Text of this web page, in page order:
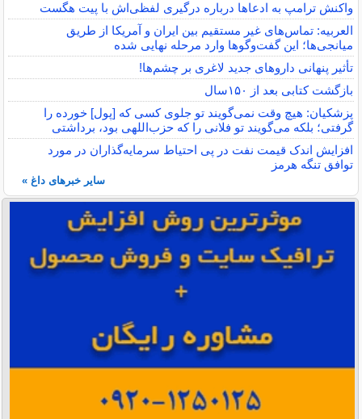
واکنش ترامپ به ادعاها درباره درگیری لفظی‌اش با پیت هگست
العربیه: تماس‌های غیر مستقیم بین ایران و آمریکا از طریق
میانجی‌ها؛ این گفت‌و‌گو‌ها وارد مرحله نهایی شده
تأثیر پنهانی داروهای جدید لاغری بر چشم‌ها!
بازگشت کتابی بعد از ۱۵۰سال
پزشکیان: هیچ وقت نمی‌گویند تو جلوی کسی که [پول] خورده را
گرفتی؛ بلکه می‌گویند تو فلانی را که حزب‌اللهی بود، برداشتی
افزایش اندک قیمت نفت در پی احتیاط سرمایه‌گذاران در مورد
توافق تنگه هرمز
سایر خبرهای داغ »